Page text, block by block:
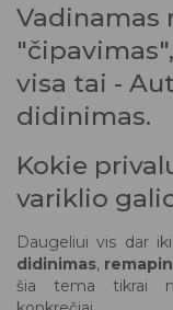
Vadinamas
visa tai -
didinimas.
Kokie
variklio
Daugeliui vis dar
didinimas,
šia tema tikrai